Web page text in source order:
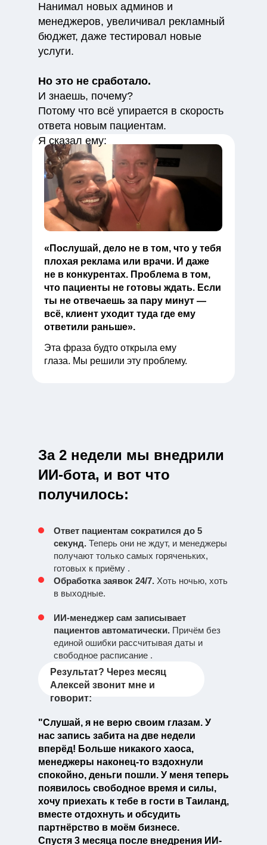
Нанимал новых админов и
менеджеров, увеличивал рекламный
бюджет, даже тестировал новые
услуги.
Но это не сработало.
И знаешь, почему?
Потому что всё упирается в скорость
ответа новым пациентам.
Я сказал ему:
«Послушай, дело не в том, что у тебя
плохая реклама или врачи. И даже
не в конкурентах. Проблема в том,
что пациенты не готовы ждать. Если
ты не отвечаешь за пару минут —
всё, клиент уходит туда где ему
ответили раньше».
Эта фраза будто открыла ему
глаза. Мы решили эту проблему.
Результат? Через месяц
Алексей звонит мне и
говорит:
За 2 недели мы внедрили
ИИ-бота, и вот что
получилось:
Ответ пациентам сократился до 5
секунд. Теперь они не ждут, и менеджеры
получают только самых горяченьких,
готовых к приёму .
Обработка заявок 24/7. Хоть ночью, хоть
в выходные.
ИИ-менеджер сам записывает
пациентов автоматически. Причём без
единой ошибки рассчитывая даты и
свободное расписание .
"Слушай, я не верю своим глазам. У
нас запись забита на две недели
вперёд! Больше никакого хаоса,
менеджеры наконец-то вздохнули
спокойно, деньги пошли. У меня теперь
появилось свободное время и силы,
хочу приехать к тебе в гости в Таиланд,
вместе отдохнуть и обсудить
партнёрство в моём бизнесе.
Спустя 3 месяца после внедрения ИИ-